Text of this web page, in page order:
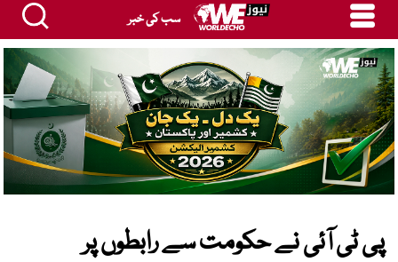
سب کی خبر
پی ٹی آئی نے حکومت سے رابطوں پر